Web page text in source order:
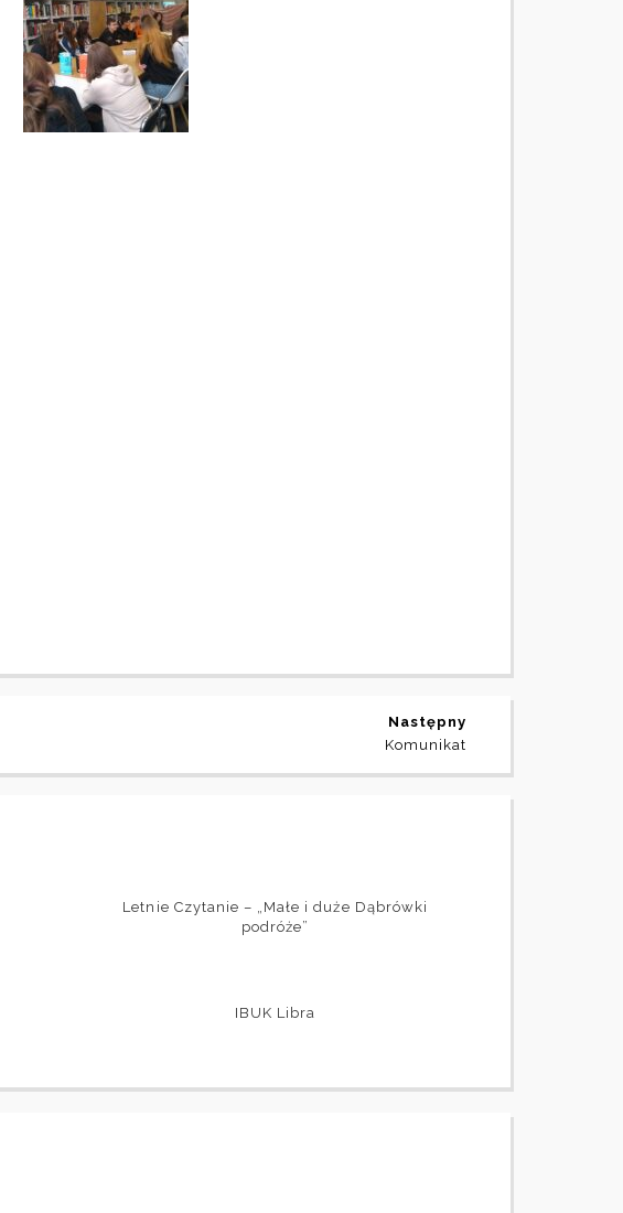
Następny
Komunikat
Letnie Czytanie – „Małe i duże Dąbrówki
podróże”
IBUK Libra